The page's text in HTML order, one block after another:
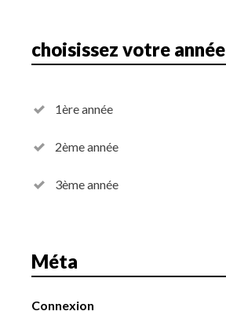
choisissez votre année
1ère année
2ème année
3ème année
Méta
Connexion